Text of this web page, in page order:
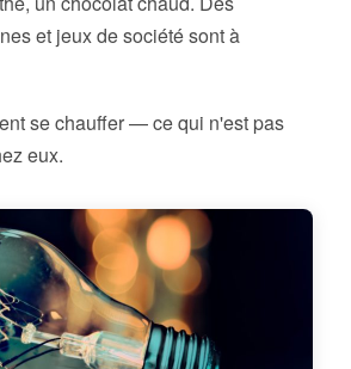
et jeux de société sont à
se chauffer — ce qui n'est pas
eux.